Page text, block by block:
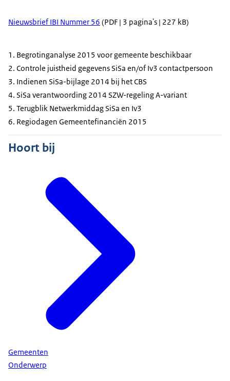
Nieuwsbrief IBI Nummer 56 (PDF | 3 pagina's | 227 kB)
Begrotinganalyse 2015 voor gemeente beschikbaar
Controle juistheid gegevens SiSa en/of Iv3 contactpersoon
Indienen SiSa-bijlage 2014 bij het CBS
SiSa verantwoording 2014 SZW-regeling A-variant
Terugblik Netwerkmiddag SiSa en Iv3
Regiodagen Gemeentefinanciën 2015
Hoort bij
Gemeenten
Onderwerp